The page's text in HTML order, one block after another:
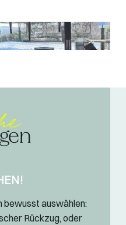
bewusst auswählen:
Rückzug, oder